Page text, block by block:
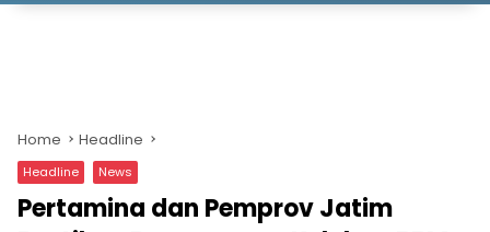
Home Headline
Headline News
Pertamina dan Pemprov Jatim